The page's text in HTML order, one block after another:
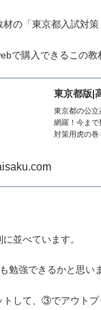
の「東京都入試対
で購入できるこの
東京都版|
東京都の公立
網羅！今ま
対策用虎の巻
並べています。
勉強できるかと思い
して、③でアウトプ